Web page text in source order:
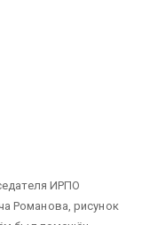
ИРПО
Романова, рисунок